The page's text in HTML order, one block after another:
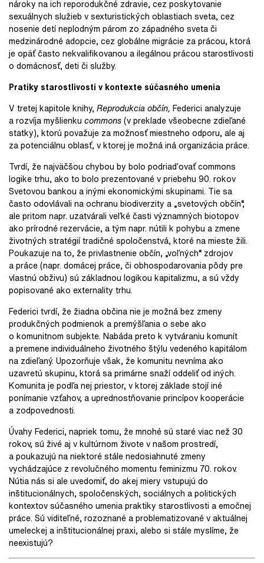
nároky na ich reporodukčné zdravie, cez poskytovanie
sexuálnych služieb v sexturistických oblastiach sveta, cez
nosenie detí neplodným párom zo západného sveta či
medzinárodné adopcie, cez globálne migrácie za prácou, ktorá
je opäť často nekvalifikovanou a ilegálnou prácou starostlivosti
o domácnosť, deti či služby.
Pratiky starostlivosti v kontexte súčasného umenia
V tretej kapitole knihy, Reprodukcia občín, Federici analyzuje
a rozvíja myšlienku commons(v preklade všeobecne zdieľané
statky), ktorú považuje za možnosť miestneho odporu, ale aj
za potenciálnu oblasť, v ktorej je možná iná organizácia práce.
Tvrdí, že najväčšou chybou by bolo podriaďovať commons
logike trhu, ako to bolo prezentované v priebehu 90. rokov
Svetovou bankou a inými ekonomickými skupinami. Tie sa
často odovlávali na ochranu biodiverzity a „svetových občín“,
ale pritom napr. uzatvárali veľké časti významných biotopov
ako prírodné rezervácie, a tým napr. nútili k pohybu a zmene
životných stratégií tradičné spoločenstvá, ktoré na mieste žili.
Poukazuje na to, že privlastnenie občín, „voľných“ zdrojov
a práce (napr. domácej práce, či obhospodarovania pôdy pre
vlastnú obživu) sú základnou logikou kapitalizmu, a sú vždy
popisované ako externality trhu.
Federici tvrdí, že žiadna občina nie je možná bez zmeny
produkčných podmienok a premýšľania o sebe ako
o komunitnom subjekte. Nabáda preto k vytváraniu komunít
a premene individuálneho životného štýlu vedeného kapitálom
na zdieľaný. Upozorňuje však, že komunitu nevníma ako
uzavretú skupinu, ktorá sa primárne snaží oddeliť od iných.
Komunita je podľa nej priestor, v ktorej základe stojí iné
ponímanie vzťahov, a uprednostňovanie princípov kooperácie
a zodpovednosti.
Úvahy Federici, napriek tomu, že mnohé sú staré viac než 30
rokov, sú živé aj v kultúrnom živote v našom prostredí,
a poukazujú na niektoré stále nedosiahnuté zmeny
vychádzajúce z revolučného momentu feminizmu 70. rokov.
Nútia nás si ale uvedomiť, do akej miery vstupujú do
inštitucionálnych, spoločenských, sociálnych a politických
kontextov súčasného umenia praktiky starostlivosti a emočnej
práce. Sú viditeľné, rozoznané a problematizované v aktuálnej
umeleckej a inštitucionálnej praxi, alebo si stále myslíme, že
neexistujú?